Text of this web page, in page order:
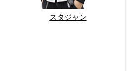
スタジャン